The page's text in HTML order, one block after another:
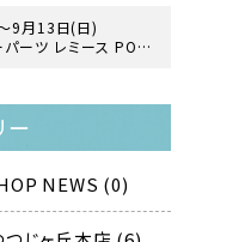
9月13日(日)
パーツ レミース POP
STORY
ー
NEWS (0)